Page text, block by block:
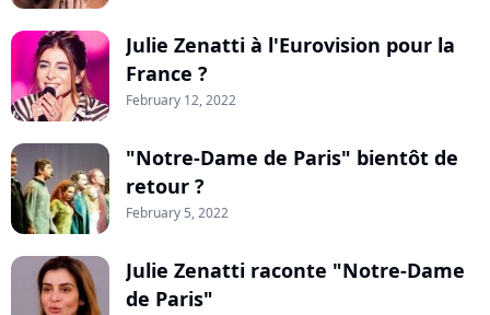
Julie Zenatti à l'Eurovision pour la
France ?
February 12, 2022
"Notre-Dame de Paris" bientôt de
retour ?
February 5, 2022
Julie Zenatti raconte "Notre-Dame
de Paris"